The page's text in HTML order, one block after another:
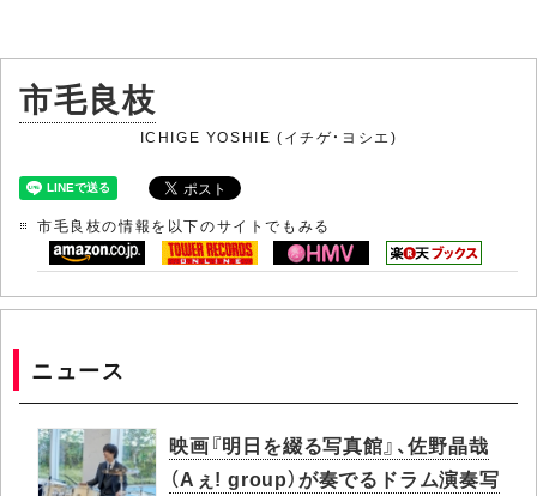
市毛良枝
ICHIGE YOSHIE (イチゲ・ヨシエ)
市毛良枝の情報を以下のサイトでもみる
ニュース
映画『明日を綴る写真館』、佐野晶哉
（Aぇ! group）が奏でるドラム演奏写